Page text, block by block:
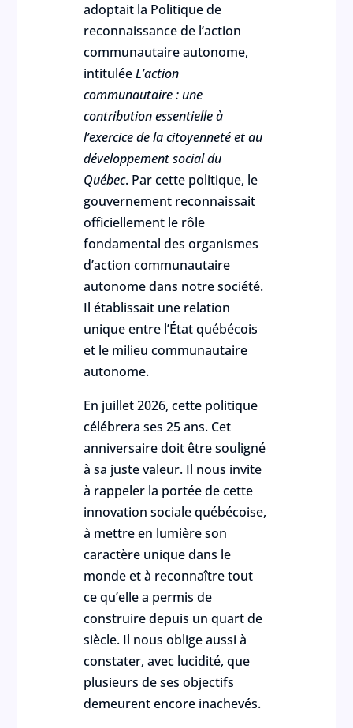
adoptait la Politique de
reconnaissance de l’action
communautaire autonome,
intituléeL’action
communautaire : une
contribution essentielle à
l’exercice de la citoyenneté et au
développement social du
Québec. Par cette politique, le
gouvernement reconnaissait
officiellement le rôle
fondamental des organismes
d’action communautaire
autonome dans notre société.
Il établissait une relation
unique entre l’État québécois
et le milieu communautaire
autonome.
En juillet 2026, cette politique
célébrera ses 25 ans. Cet
anniversaire doit être souligné
à sa juste valeur. Il nous invite
à rappeler la portée de cette
innovation sociale québécoise,
à mettre en lumière son
caractère unique dans le
monde et à reconnaître tout
ce qu’elle a permis de
construire depuis un quart de
siècle. Il nous oblige aussi à
constater, avec lucidité, que
plusieurs de ses objectifs
demeurent encore inachevés.